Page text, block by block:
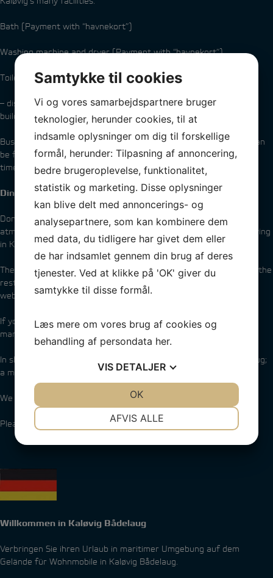
Bath (Payment with “havnekort”)
Washing machine and dryer (Payment with “havnekort”)
Toilets (Use “Havnekort” for free access)
– disposal of toilet water and gray water is possible at the toilet
building near the autocamper site.
Bus no. 17 heads for the centre of Aarhus every half hour and can
be found right at the entrance to Kaløvig Bådelaug. Find the
timetable on “Aarhus Midttrafik’s” web page:www.midttrafik.dk
Dining
Don’t cheat yourself for the experience of dining at the cosy and
atmospheric restaurant
while staying
in Kaløvig.
The food and the atmosphere is simply unique. Read more about the
restaurant and find the menu on their
website:www.kalovigbadehotel.dk.
If you prefer to cook your own meals, please find several super
markets
In short – all your heart desires is right at hand in Kaløvig Bådelaug;
a maritime world without comparison.
We look forward to seeing you.
Please find harbour map with facilitieshere
Willkommen in Kaløvig Bådelaug
Verbringen Sie ihren Urlaub in maritimer Umgebung auf dem
Gelände für Wohnmobile in Kaløvig Bådelaug.
Samtykke til cookies
Vi og vores samarbejdspartnere bruger
teknologier, herunder cookies, til at
indsamle oplysninger om dig til forskellige
formål, herunder: Tilpasning af annoncering,
bedre brugeroplevelse, funktionalitet,
statistik og marketing. Disse oplysninger
kan blive delt med annoncerings- og
analysepartnere, som kan kombinere dem
med data, du tidligere har givet dem eller
de har indsamlet gennem din brug af deres
tjenester. Ved at klikke på 'OK' giver du
samtykke til disse formål.
Læs mere om vores brug af cookies og
behandling af persondata her.
VIS DETALJER
AFVIS ALLE
OK